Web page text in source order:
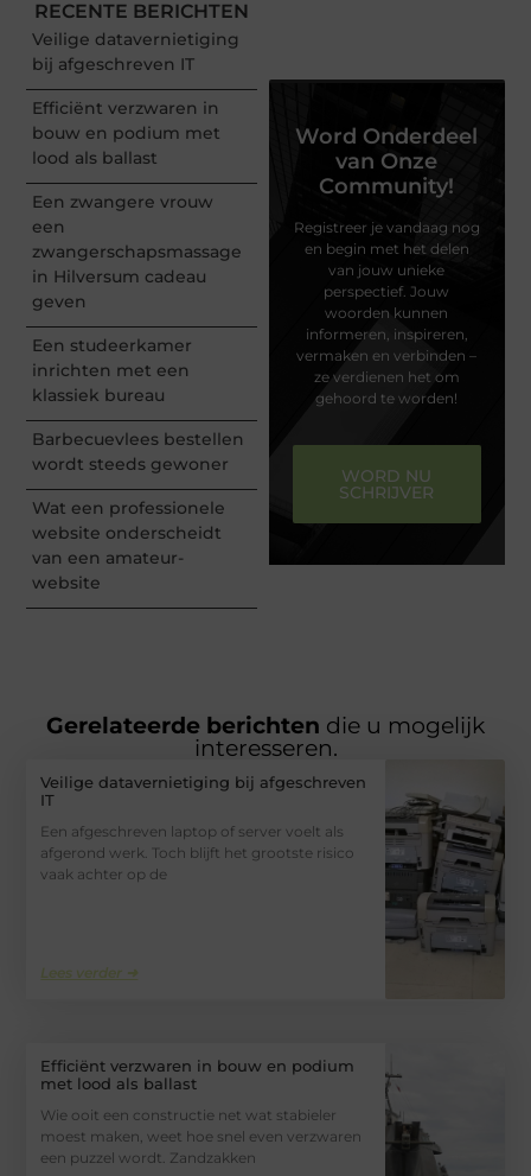
RECENTE BERICHTEN
Veilige datavernietiging
bij afgeschreven IT
Efficiënt verzwaren in
bouw en podium met
lood als ballast
Een zwangere vrouw
een
zwangerschapsmassage
in Hilversum cadeau
geven
Een studeerkamer
inrichten met een
klassiek bureau
Barbecuevlees bestellen
wordt steeds gewoner
Wat een professionele
website onderscheidt
van een amateur-
website
Word Onderdeel
van Onze
Community!
Registreer je vandaag nog
en begin met het delen
van jouw unieke
perspectief. Jouw
woorden kunnen
informeren, inspireren,
vermaken en verbinden –
ze verdienen het om
gehoord te worden!
WORD NU
SCHRIJVER
Gerelateerde berichten die u mogelijk
interesseren.
Veilige datavernietiging bij afgeschreven
IT
Een afgeschreven laptop of server voelt als
afgerond werk. Toch blijft het grootste risico
vaak achter op de
Lees verder ➜
Efficiënt verzwaren in bouw en podium
met lood als ballast
Wie ooit een constructie net wat stabieler
moest maken, weet hoe snel even verzwaren
een puzzel wordt. Zandzakken